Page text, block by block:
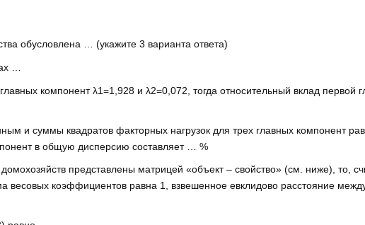
обусловлена … (укажите 3 варианта ответа)
…
компонент λ1=1,928 и λ2=0,072, тогда относительный вклад первой
и суммы квадратов факторных нагрузок для трех главных компонент
в общую дисперсию составляет … %
представлены матрицей «объект – свойство» (см. ниже), то,
весовых коэффициентов равна 1, взвешенное евклидово расстояние